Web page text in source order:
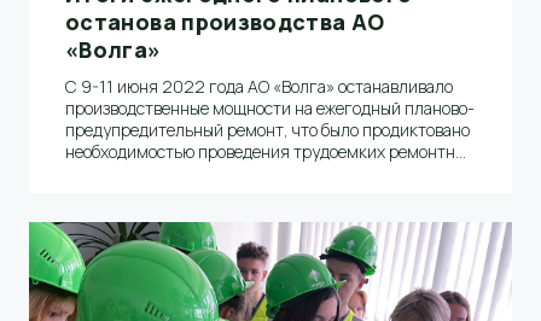
останова производства АО
«Волга»
С 9-11 июня 2022 года АО «Волга» останавливало
производственные мощности на ежегодный планово-
предупредительный ремонт, что было продиктовано
необходимостью проведения трудоемких ремонтных
энергокомплекса (НиГРЭС)